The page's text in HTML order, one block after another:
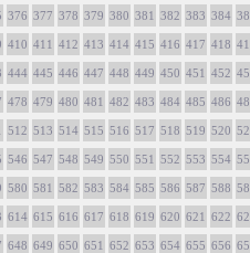
376 377 378 379 380 381 382 383 384
410 411 412 413 414 415 416 417 418
444 445 446 447 448 449 450 451 452
478 479 480 481 482 483 484 485 486
512 513 514 515 516 517 518 519 520
546 547 548 549 550 551 552 553 554
580 581 582 583 584 585 586 587 588
614 615 616 617 618 619 620 621 622
648 649 650 651 652 653 654 655 656